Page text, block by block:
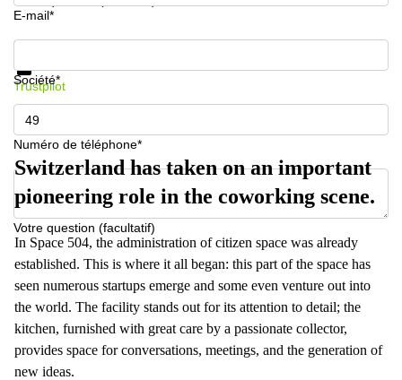
de
Meyrin
267
Chemin
de la
Drance 2
Martigny
Route
Crassier
7 Nyon
Z. A.
La
1
Rolle
Bahnhofstrasse
10 Zürich
E-mail*
Société*
Numéro de téléphone*
Votre question (facultatif)
Informations et prix
Trustpilot
Switzerland has taken on an important
pioneering role in the coworking scene.
In Space 504, the administration of citizen space was already
established. This is where it all began: this part of the space has
seen numerous startups emerge and some even venture out into
the world. The facility stands out for its attention to detail; the
kitchen, furnished with great care by a passionate collector,
provides space for conversations, meetings, and the generation of
new ideas.